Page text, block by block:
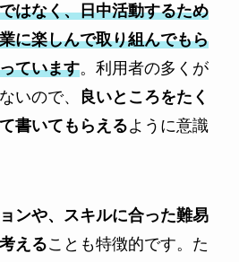
はなく、日中活動するため
に楽しんで取り組んでもら
ています。利用者の多くが
いので、
良いところをたく
書いてもらえるように意識
ンや、スキルに合った難易
えることも特徴的です。た